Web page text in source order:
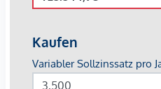
Verkehr
U-Bahn <550m
Straßenbahn <100m
Bahnhof <650m